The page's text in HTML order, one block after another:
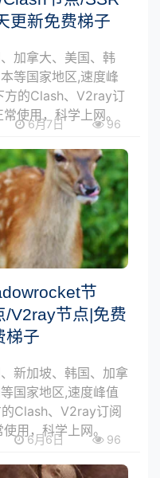
更新免费梯子
加拿大、美国、韩
等国家地区,速度峰
的Clash、V2ray订
使用，科学上网。
6月7日 96
节
/V2ray节点|免费
梯子
新加坡、韩国、加拿
国家地区,速度峰值
Clash、V2ray订阅
用，科学上网。
6月6日 96